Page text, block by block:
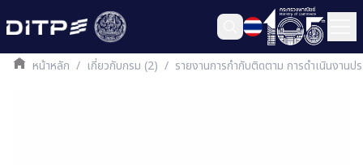
หน้าหลัก / เกี่ยวกับกรม (2) / รายงานการกำกับติดตาม การดำเนินง